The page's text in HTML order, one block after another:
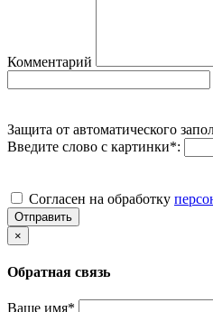
Комментарий
Защита от автоматического
Введите слово с картинки*:
Cогласен на обработку
Отправить
×
Обратная связь
Ваше имя*